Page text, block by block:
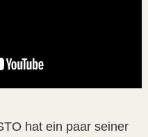
hat ein paar seiner